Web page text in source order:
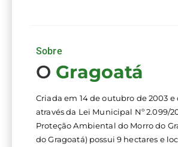
Sobre
O Gragoatá
Criada em 14 de outubro de 2003
através da Lei Municipal Nº 2.099/
Proteção Ambiental do Morro do
do Gragoatá) possui 9 hectares e